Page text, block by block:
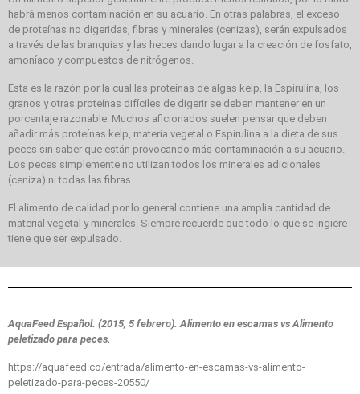
habrá menos contaminación en su acuario. En otras palabras, el exceso
de proteínas no digeridas, fibras y minerales (cenizas), serán expulsados
a través de las branquias y las heces dando lugar a la creación de fosfato,
amoníaco y compuestos de nitrógenos.
Esta es la razón por la cual las proteínas de algas kelp, la Espirulina, los
granos y otras proteínas difíciles de digerir se deben mantener en un
porcentaje razonable. Muchos aficionados suelen pensar que deben
añadir más proteínas kelp, materia vegetal o Espirulina a la dieta de sus
peces sin saber que están provocando más contaminación a su acuario.
Los peces simplemente no utilizan todos los minerales adicionales
(ceniza) ni todas las fibras.
El alimento de calidad por lo general contiene una amplia cantidad de
material vegetal y minerales. Siempre recuerde que todo lo que se ingiere
tiene que ser expulsado.
AquaFeed Español. (2015, 5 febrero). Alimento en escamas vs Alimento
peletizado para peces.
https://aquafeed.co/entrada/alimento-en-escamas-vs-alimento-
peletizado-para-peces-20550/